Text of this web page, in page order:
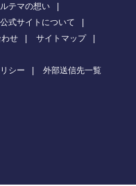
テマの想い
式サイトについて
せ
サイトマップ
シー 外部送信先一覧